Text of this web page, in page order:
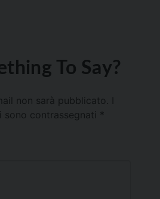
To Say?
non sarà pubblicato.
contrassegnati *